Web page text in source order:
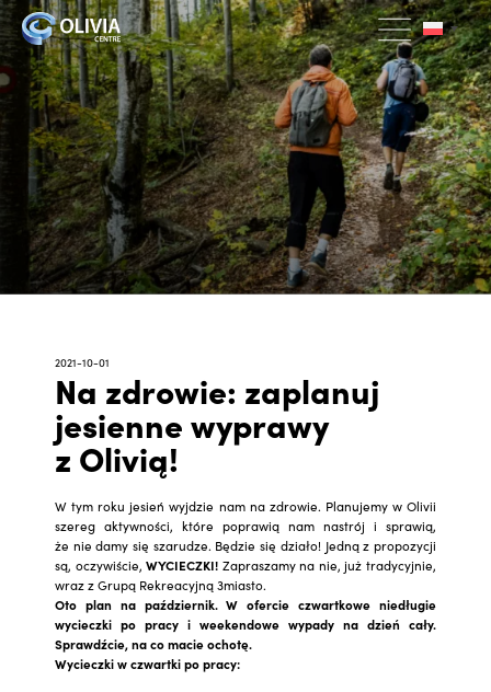
2021-10-01
Na zdrowie: zaplanuj
jesienne wyprawy
z Olivią!
W tym roku jesień wyjdzie nam na zdrowie. Planujemy w Olivii
szereg aktywności, które poprawią nam nastrój i sprawią,
że nie damy się szarudze. Będzie się działo! Jedną z propozycji
są, oczywiście,WYCIECZKI! Zapraszamy na nie, już tradycyjnie,
wraz z Grupą Rekreacyjną 3miasto.
Oto plan na październik. W ofercie czwartkowe niedługie
wycieczki po pracy i weekendowe wypady na dzień cały.
Sprawdźcie, na co macie ochotę.
Wycieczki w czwartki po pracy: